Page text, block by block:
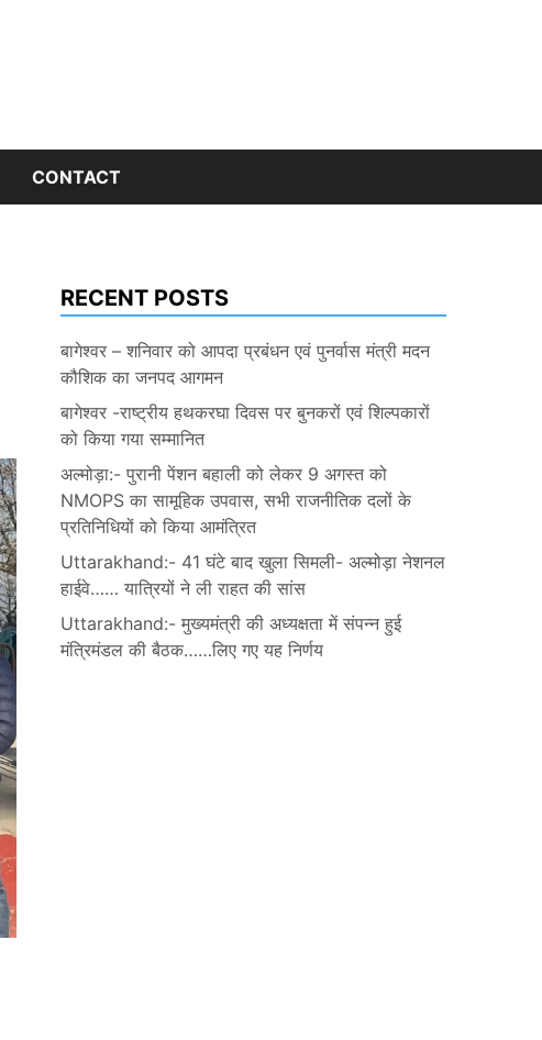
CONTACT
RECENT POSTS
बागेश्वर – शनिवार को आपदा प्रबंधन एवं पुनर्वास मंत्री मदन
कौशिक का जनपद आगमन
बागेश्वर -राष्ट्रीय हथकरघा दिवस पर बुनकरों एवं शिल्पकारों
को किया गया सम्मानित
अल्मोड़ा:- पुरानी पेंशन बहाली को लेकर 9 अगस्त को
NMOPS का सामूहिक उपवास, सभी राजनीतिक दलों के
प्रतिनिधियों को किया आमंत्रित
Uttarakhand:- 41 घंटे बाद खुला सिमली- अल्मोड़ा नेशनल
हाईवे…… यात्रियों ने ली राहत की सांस
Uttarakhand:- मुख्यमंत्री की अध्यक्षता में संपन्न हुई
मंत्रिमंडल की बैठक……लिए गए यह निर्णय